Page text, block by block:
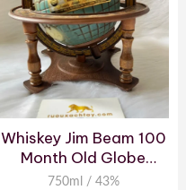
Whiskey Jim Beam 100
Month Old Globe
Decanter
750ml / 43%